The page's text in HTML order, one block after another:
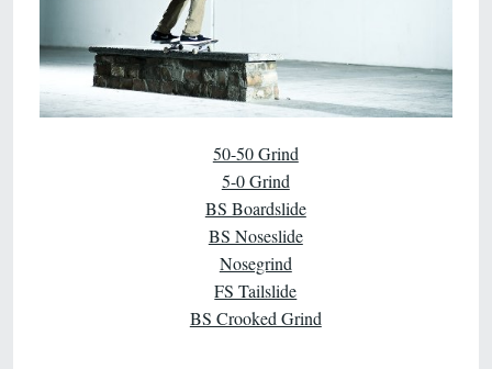
50-50 Grind
5-0 Grind
BS Boardslide
BS Noseslide
Nosegrind
FS Tailslide
BS Crooked Grind